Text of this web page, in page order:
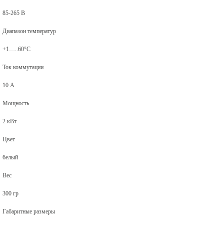
85-265 В
Диапазон температур
+1…..60°С
Ток коммутации
10 А
Мощность
2 кВт
Цвет
белый
Вес
300 гр
Габаритные размеры